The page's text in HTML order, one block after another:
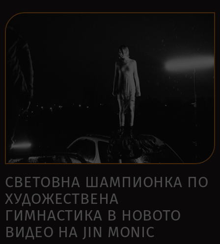
СВЕТОВНА ШАМПИОНКА ПО
ХУДОЖЕСТВЕНА
ГИМНАСТИКА В НОВОТО
ВИДЕО НА JIN MONIC